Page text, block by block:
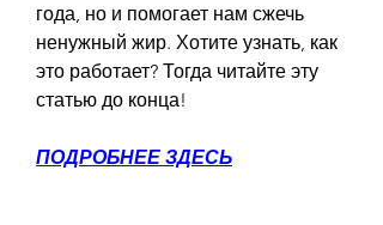
года, но и помогает нам сжечь
ненужный жир. Хотите узнать, как
это работает? Тогда читайте эту
статью до конца!
ПОДРОБНЕЕ ЗДЕСЬ